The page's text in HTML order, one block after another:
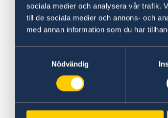
sociala medier och analysera vår trafik.
till de sociala medier och annons- och
med annan information som du har
Nödvändig